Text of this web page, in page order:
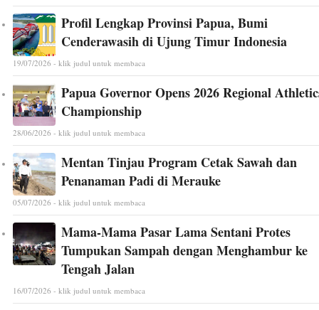
Profil Lengkap Provinsi Papua, Bumi
Cenderawasih di Ujung Timur Indonesia
19/07/2026 - klik judul untuk membaca
Papua Governor Opens 2026 Regional
Championship
28/06/2026 - klik judul untuk membaca
Mentan Tinjau Program Cetak Sawah dan
Penanaman Padi di Merauke
05/07/2026 - klik judul untuk membaca
Mama-Mama Pasar Lama Sentani Protes
Tumpukan Sampah dengan Menghambur ke
Tengah Jalan
16/07/2026 - klik judul untuk membaca